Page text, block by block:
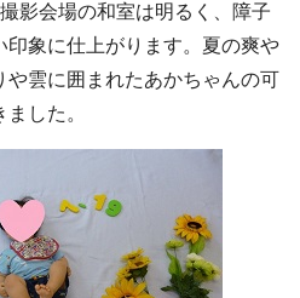
影会場の和室は明るく、障子
印象に仕上がります。夏の爽や
雲に囲まれたあかちゃんの可
した。